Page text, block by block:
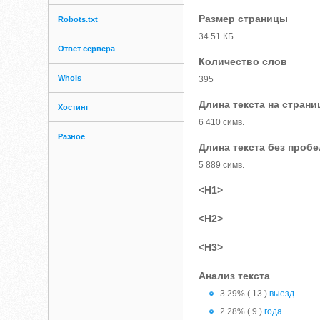
Robots.txt
Ответ сервера
Whois
Хостинг
Разное
Размер страницы
34.51 КБ
Количество слов
395
Длина текста на
6 410 симв.
Длина текста без
5 889 симв.
<H1>
<H2>
<H3>
Анализ текста
3.29% ( 13 )выезд
2.28% ( 9 )года